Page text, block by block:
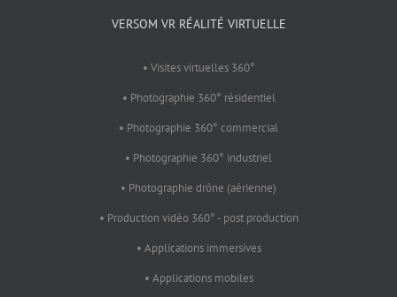
VERSOM VR RÉALITÉ VIRTUELLE
• Visites virtuelles 360°
• Photographie 360° résidentiel
• Photographie 360° commercial
• Photographie 360° industriel
• Photographie drône (aérienne)
• Production vidéo 360° - post production
• Applications immersives
• Applications mobiles